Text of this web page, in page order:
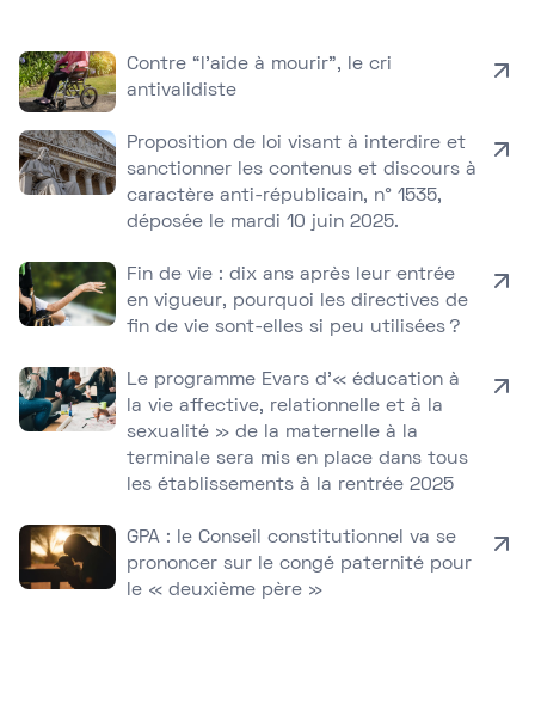
Contre “l’aide à mourir”, le cri
antivalidiste
Proposition de loi visant à interdire et
sanctionner les contenus et discours à
caractère anti-républicain, n° 1535,
déposée le mardi 10 juin 2025.
Fin de vie : dix ans après leur entrée
en vigueur, pourquoi les directives de
fin de vie sont-elles si peu utilisées ?
Le programme Evars d’« éducation à
la vie affective, relationnelle et à la
sexualité » de la maternelle à la
terminale sera mis en place dans tous
les établissements à la rentrée 2025
GPA : le Conseil constitutionnel va se
prononcer sur le congé paternité pour
le « deuxième père »